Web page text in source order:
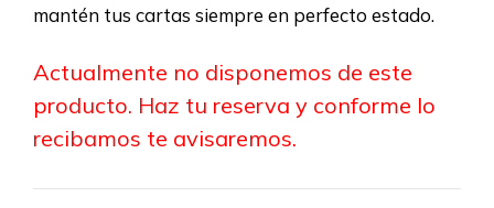
mantén tus cartas siempre en perfecto estado.
Actualmente no disponemos de este
producto. Haz tu reserva y conforme lo
recibamos te avisaremos.